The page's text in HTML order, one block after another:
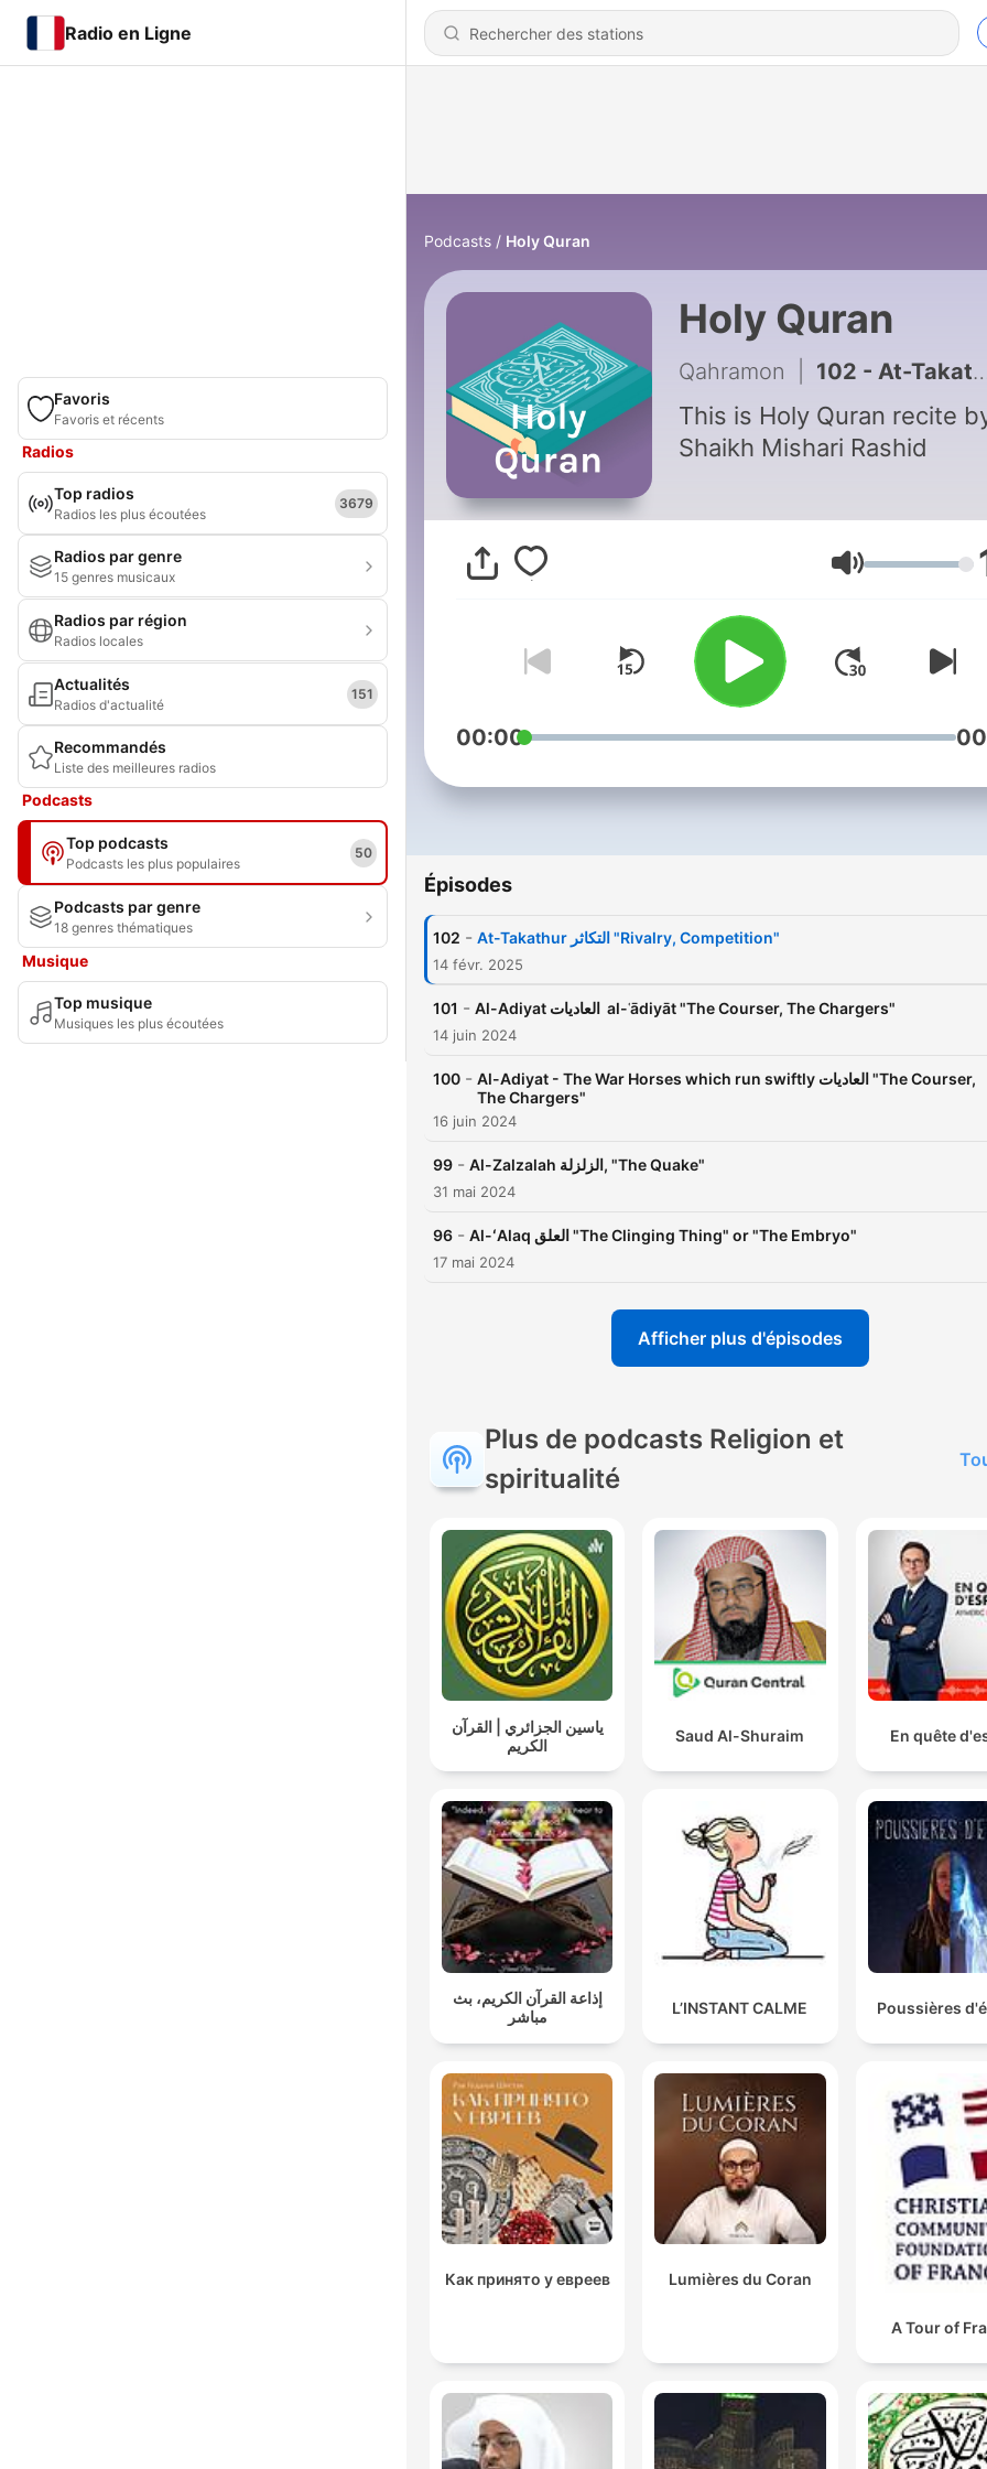
Radio en Ligne
Favoris
Favoris et récents
Radios
Top radios
Radios les plus écoutées
3679
Radios par genre
15 genres musicaux
Radios par région
Radios locales
Actualités
Radios d'actualité
151
Recommandés
Liste des meilleures radios
Podcasts
Top podcasts
Podcasts les plus populaires
50
Podcasts par genre
18 genres thématiques
Musique
Top musique
Musiques les plus écoutées
Podcasts Holy Quran
Holy Quran
Qahramon
This is Holy Quran recite
Shaikh Mishari Rashid
Volume
00:00
Épisodes
102 - At-Takathur التكاثر "Rivalry, Competition"
14 févr. 2025
101 - Al-Adiyat العاديات al-ʿādiyāt "The Courser, The Chargers"
14 juin 2024
100 - Al-Adiyat - The War Horses which run swiftly⁠ ⁠العاديات "The Courser,
The Chargers"
16 juin 2024
99 - Al-Zalzalah الزلزلة, "The Quake"
31 mai 2024
96 - Al-ʻAlaq العلق "The Clinging Thing" or "The Embryo"
17 mai 2024
Afficher plus d'épisodes
Plus de podcasts Religion et
spiritualité
ياسين الجزائري | القرآن
الكريم
Saud Al-Shuraim En quête
إذاعة القرآن الكريم، بث
مباشر
L’INSTANT CALME Poussières
Как принято у евреев Lumières du Coran
A Tour of